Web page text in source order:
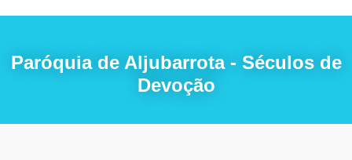
Paróquia de Aljubarrota - Séculos de
Devoção